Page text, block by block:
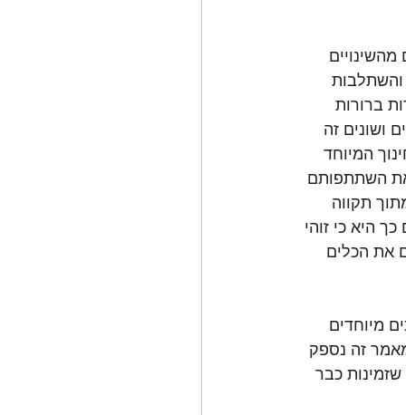
ברורות
ושונים זה
לחוק החינוך המיוחד
השתתפותם
תקווה
היא כי זוהי
את הכלים
מיוחדים
זה נספק
כבר